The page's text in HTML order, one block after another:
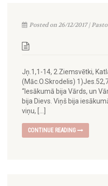
Posted on 26/12/2017 |
Jņ.1,1-14, 2.Ziemsvētki,
(Māc.O.Skrodelis)
“Iesākumā bija Vārds, un
bija Dievs. Viņš bija
viņu, […]
CONTINUE READING